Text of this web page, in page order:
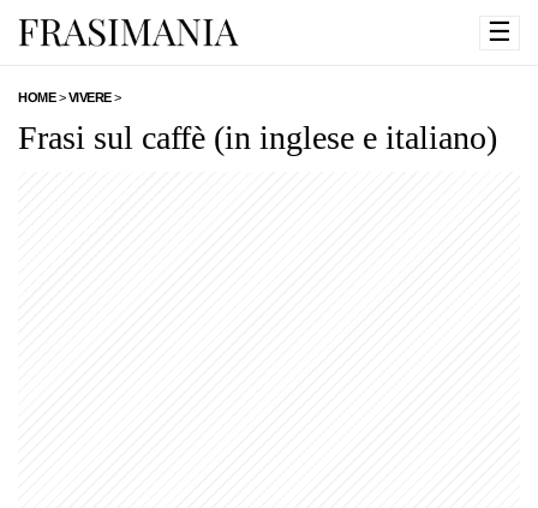
☰
HOME>VIVERE>
Frasi sul caffè (in inglese e italiano)